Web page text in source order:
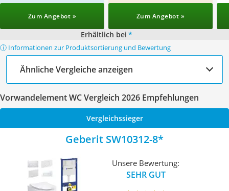
Zum Angebot » Zum Angebot »
Erhältlich bei *
ⓘ Informationen zur Produktsortierung und Bewertung
Ähnliche Vergleiche anzeigen
Vorwandelement WC Vergleich 2026 Empfehlungen
Vergleichssieger
Geberit SW10312-8
Unsere Bewertung:
SEHR GUT